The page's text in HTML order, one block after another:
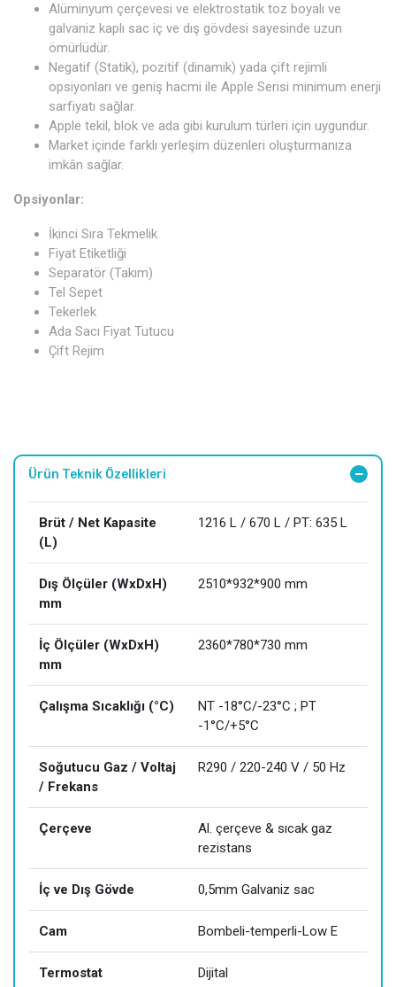
Alüminyum çerçevesi ve elektrostatik toz boyalı ve
galvaniz kaplı sac iç ve dış gövdesi sayesinde uzun
ömürlüdür.
Negatif (Statik), pozitif (dinamik) yada çift rejimli
opsiyonları ve geniş hacmi ile Apple Serisi minimum enerji
sarfiyatı sağlar.
Apple tekil, blok ve ada gibi kurulum türleri için uygundur.
Market içinde farklı yerleşim düzenleri oluşturmanıza
imkân sağlar.
Opsiyonlar:
İkinci Sıra Tekmelik
Fiyat Etiketliği
Separatör (Takım)
Tel Sepet
Tekerlek
Ada Sacı Fiyat Tutucu
Çift Rejim
Ürün Teknik Özellikleri
Brüt / Net Kapasite
(L)
1216 L / 670 L / PT: 635 L
Dış Ölçüler (WxDxH)
mm
2510*932*900 mm
İç Ölçüler (WxDxH)
mm
2360*780*730 mm
Çalışma Sıcaklığı (°C)
NT -18°C/-23°C ; PT
-1°C/+5°C
Soğutucu Gaz / Voltaj
/ Frekans
R290 / 220-240 V / 50 Hz
Çerçeve
Al. çerçeve & sıcak gaz
rezistans
İç ve Dış Gövde 0,5mm Galvaniz sac
Cam Bombeli-temperli-Low E
Termostat Dijital